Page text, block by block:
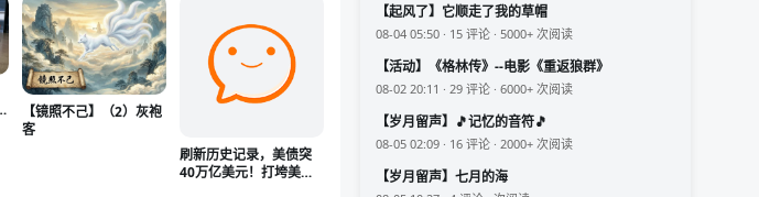
【镜照不己】（2）灰袍
客
刷新历史记录，美债突
40万亿美元！打垮美霸
【起风了】它顺走了我的草帽
08-04 05:50 · 15 评论 · 5000+ 次阅读
【活动】《格林传》--电影《重返狼群》
08-02 20:11 · 29 评论 · 6000+ 次阅读
【岁月留声】🎵记忆的音符🎵
08-05 02:09 · 16 评论 · 2000+ 次阅读
【岁月留声】七月的海